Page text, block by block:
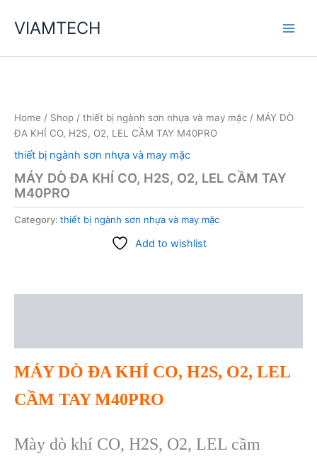
VIAMTECH
Home / Shop / thiết bị ngành sơn nhựa và may mặc / MÁY DÒ
ĐA KHÍ CO, H2S, O2, LEL CẦM TAY M40PRO
thiết bị ngành sơn nhựa và may mặc
MÁY DÒ ĐA KHÍ CO, H2S, O2, LEL CẦM TAY
M40PRO
Category: thiết bị ngành sơn nhựa và may mặc
Add to wishlist
MÁY DÒ ĐA KHÍ CO, H2S, O2, LEL
CẦM TAY M40PRO
Mày dò khí CO, H2S, O2, LEL cầm